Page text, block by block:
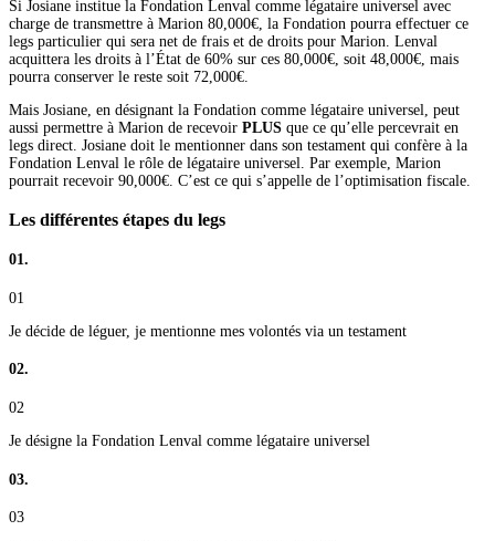
Si Josiane institue la Fondation Lenval comme légataire universel avec
charge de transmettre à Marion 80,000€, la Fondation pourra effectuer ce
legs particulier qui sera net de frais et de droits pour Marion. Lenval
acquittera les droits à l’État de 60% sur ces 80,000€, soit 48,000€, mais
pourra conserver le reste soit 72,000€.
Mais Josiane, en désignant la Fondation comme légataire universel, peut
aussi permettre à Marion de recevoir PLUS que ce qu’elle percevrait en
legs direct. Josiane doit le mentionner dans son testament qui confère à la
Fondation Lenval le rôle de légataire universel. Par exemple, Marion
pourrait recevoir 90,000€. C’est ce qui s’appelle de l’optimisation fiscale.
Les différentes étapes du legs
01.
01
Je décide de léguer, je mentionne mes volontés via un testament
02.
02
Je désigne la Fondation Lenval comme légataire universel
03.
03